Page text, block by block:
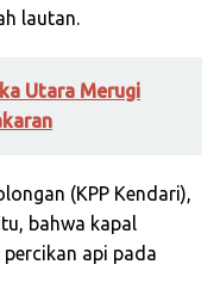
lautan.
Utara Merugi
(KPP Kendari),
bahwa kapal
api pada